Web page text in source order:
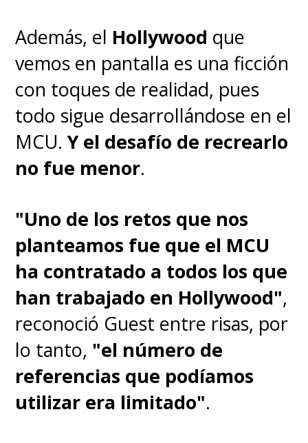
Además, el Hollywood que
vemos en pantalla es una ficción
con toques de realidad, pues
todo sigue desarrollándose en el
MCU.Y el desafío de recrearlo
no fue menor.
"Uno de los retos que nos
planteamos fue que el MCU
ha contratado a todos los que
han trabajado en Hollywood",
reconoció Guest entre risas, por
lo tanto, "el número de
referencias que podíamos
utilizar era limitado".